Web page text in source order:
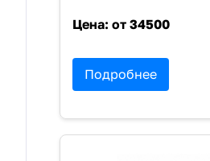
Цена: от 34500
Подробнее